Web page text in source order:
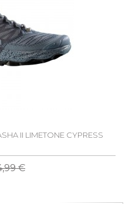
II LIMETONE CYPRESS
€